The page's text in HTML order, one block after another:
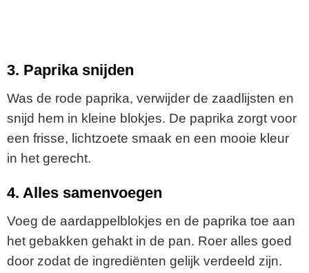
3. Paprika snijden
Was de rode paprika, verwijder de zaadlijsten en
snijd hem in kleine blokjes. De paprika zorgt voor
een frisse, lichtzoete smaak en een mooie kleur
in het gerecht.
4. Alles samenvoegen
Voeg de aardappelblokjes en de paprika toe aan
het gebakken gehakt in de pan. Roer alles goed
door zodat de ingrediënten gelijk verdeeld zijn.